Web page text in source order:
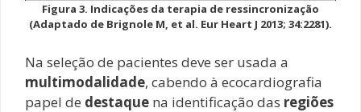
Figura 3. Indicações da terapia de ressincronização
(Adaptado de Brignole M, et al. Eur Heart J 2013; 34:2281).
Na seleção de pacientes deve ser usada a
multimodalidade, cabendo à ecocardiografia
papel de destaque na identificação das regiões